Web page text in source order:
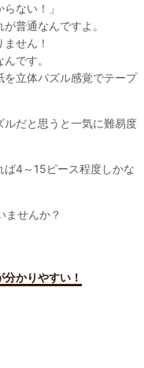
ない！」
普通なんですよ。
せん！
です。
立体パズル感覚でテープ
だと思うと一気に難易度
ば4～15ピース程度しかな
ませんか？
かりやすい！